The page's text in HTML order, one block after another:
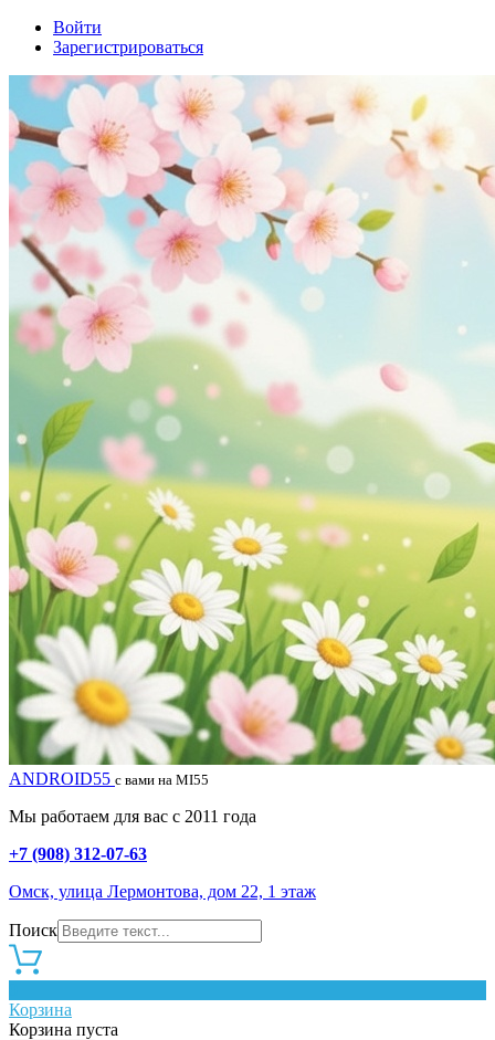
Войти
Зарегистрироваться
ANDROID55 с вами на MI55
Мы работаем для вас с 2011 года
+7 (908) 312-07-63
Омск, улица Лермонтова, дом 22, 1 этаж
Поиск
Корзина
Корзина пуста